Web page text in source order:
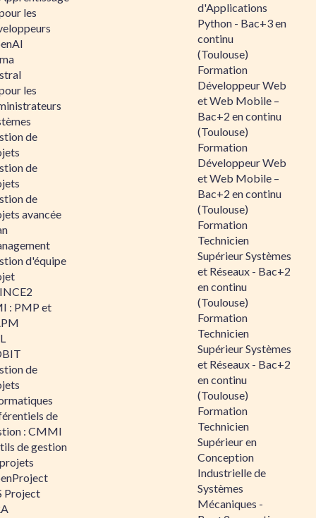
les
les
de
de
de
avancée
d'équipe
: PMP et
de
de
: CMMI
de gestion
Project
d'Applications
Python - Bac+3 en
continu
(Toulouse)
Formation
Développeur Web
et Web Mobile –
Bac+2 en continu
(Toulouse)
Formation
Développeur Web
et Web Mobile –
Bac+2 en continu
(Toulouse)
Formation
Technicien
Supérieur Systèmes
et Réseaux - Bac+2
en continu
(Toulouse)
Formation
Technicien
Supérieur Systèmes
et Réseaux - Bac+2
en continu
(Toulouse)
Formation
Technicien
Supérieur en
Conception
Industrielle de
Systèmes
Mécaniques -